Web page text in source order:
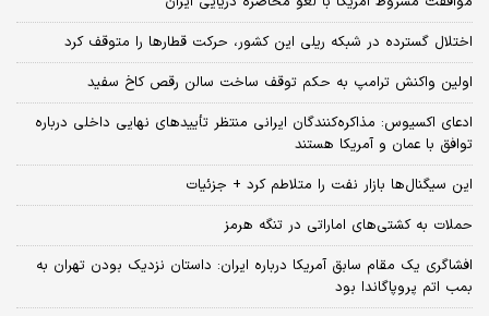
اختلال گسترده در شبکه ریلی این کشور، حرکت قطارها را متوقف کرد
اولین واکنش ترامپ به حکم توقف ساخت سالن رقص کاخ سفید
ادعای اکسیوس: مذاکره‌کنندگان ایرانی منتظر تأییدهای نهایی داخلی درباره
توافق با عمان و آمریکا هستند
این سیگنال‌ها بازار نفت را متلاطم کرد + جزئیات
حملات به کشتی‌های اماراتی در تنگه هرمز
افشاگری یک مقام سابق آمریکا درباره ایران: داستان نزدیک بودن تهران به
بمب اتم پروپاگاندا بود